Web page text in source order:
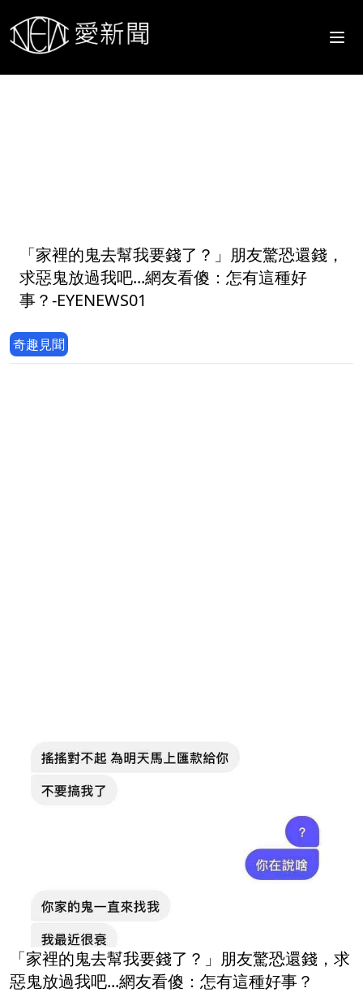
「家裡的鬼去幫我要錢了？」朋友驚恐還錢，
求惡鬼放過我吧...網友看傻：怎有這種好
事？-EYENEWS01
奇趣見聞
「家裡的鬼去幫我要錢了？」朋友驚恐還錢，求
惡鬼放過我吧...網友看傻：怎有這種好事？